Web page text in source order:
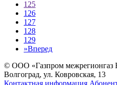
125
126
127
128
129
»Вперед
© ООО «Газпром межрегионгаз
Волгоград, ул. Ковровская, 13
Контактная информация